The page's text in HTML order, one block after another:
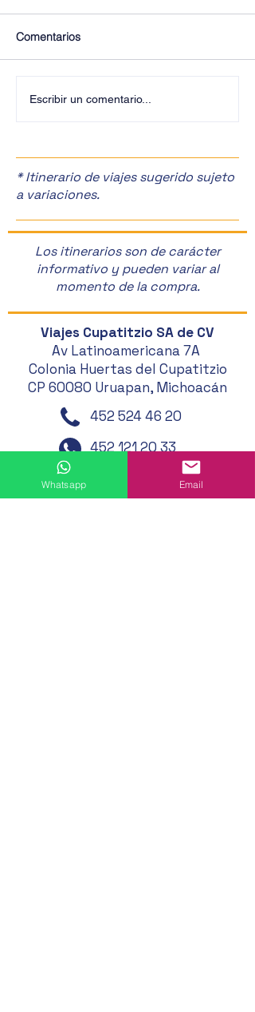
Comentarios
Escribir un comentario...
* Itinerario de viajes sugerido sujeto
a variaciones.
Los itinerarios son de carácter
informativo y pueden variar al
momento de la compra.
Viajes Cupatitzio SA de CV
Av Latinoamericana 7A
Colonia Huertas del Cupatitzio
CP 60080 Uruapan, Michoacán
452 524 46 20
452 121 20 33
452 195 01 62
Whatsapp Email